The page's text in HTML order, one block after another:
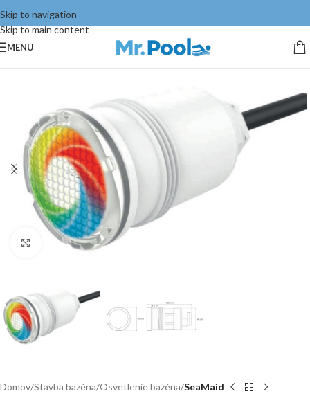
Skip to navigation
Skip to main content
MENU
Click to enlarge
Domov Stavba bazéna Osvetlenie bazéna SeaMaid